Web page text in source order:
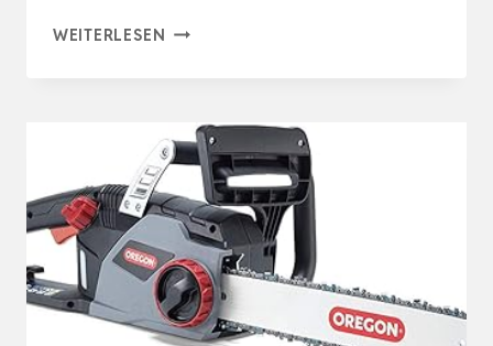
WEITERLESEN EINHELL
GH-
EC
1835
(1.800
W.,
ROBUSTES
SCHWERT